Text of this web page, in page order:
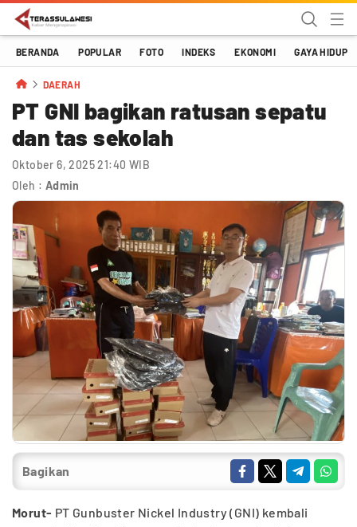
Terassulawesi
Kabar Menginspirasi
BERANDA POPULAR FOTO INDEKS EKONOMI GAYA HIDUP
DAERAH
PT GNI bagikan ratusan sepatu
dan tas sekolah
Oktober 6, 2025 21:40 WIB
Oleh : Admin
Bagikan
Morut- PT Gunbuster Nickel Industry (GNI) kembali